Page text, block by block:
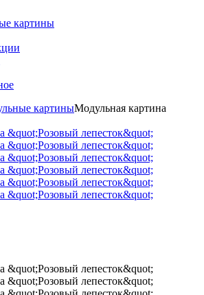
картины
картиныМодульная картина